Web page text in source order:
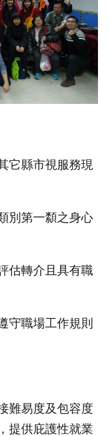
它縣市視服務現
別第一纇之身心
估轉介且具有職
守職場工作規則
難易度及包容度
提供庇護性就業